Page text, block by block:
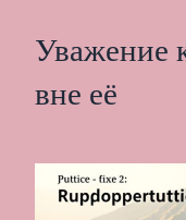
Уважение
вне её